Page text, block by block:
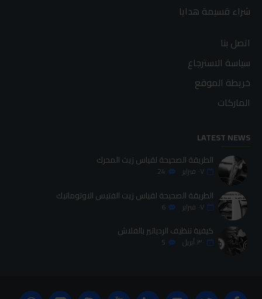
شراء قسيمة هدايا
اتصل بنا
سياسة الاسترجاع
خريطة الموقع
الماركات
LATEST NEWS
الطريقة الصحيحة لقياس زيت المحرك
٠٧ فبراير 24
الطريقة الصحيحة لقياس زيت الفتيس الاوتوماتيك
٠٧ فبراير 6
كيفية تنظيف الردياتير بالفلاش
٣٠ أبريل 5